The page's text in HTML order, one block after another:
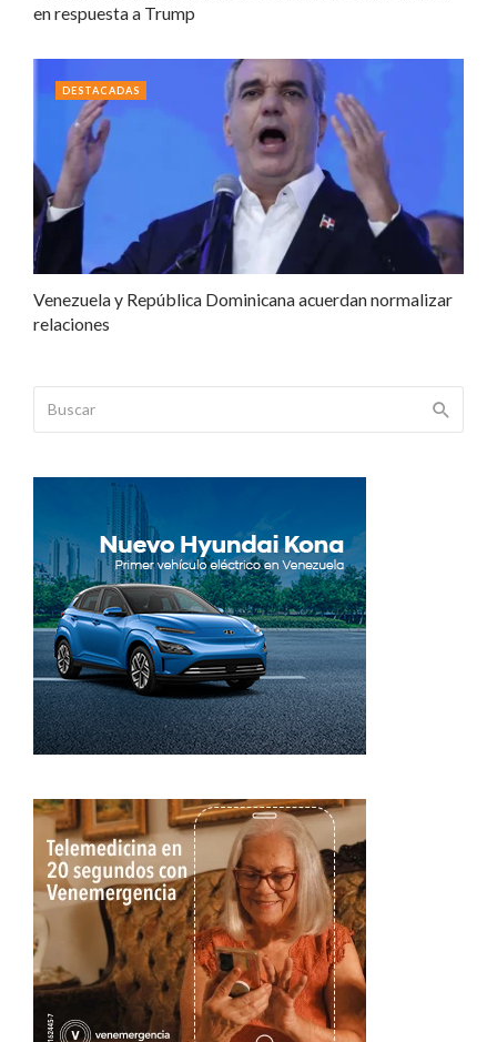
en respuesta a Trump
Venezuela y República Dominicana acuerdan normalizar
relaciones
DESTACADAS